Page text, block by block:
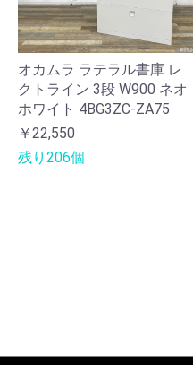
オカムラ ラテラル書庫 レ
クトライン 3段 W900 ネオ
ホワイト 4BG3ZC-ZA75
￥22,550
残り206個